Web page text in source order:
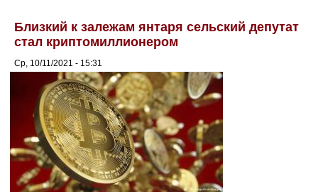
Близкий к залежам янтаря сельский депутат
стал криптомиллионером
Ср, 10/11/2021 - 15:31